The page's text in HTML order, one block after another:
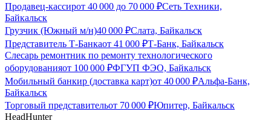
Продавец-кассирот 40 000 до 70 000 ₽Сеть Техники,
Байкальск
Грузчик (Южный м/н)40 000 ₽Слата, Байкальск
Представитель Т-Банкаот 41 000 ₽Т-Банк, Байкальск
Слесарь ремонтник по ремонту технологического
оборудованияот 100 000 ₽ФГУП ФЭО, Байкальск
Мобильный банкир (доставка карт)от 40 000 ₽Альфа-Банк,
Байкальск
Торговый представительот 70 000 ₽Юпитер, Байкальск
HeadHunter